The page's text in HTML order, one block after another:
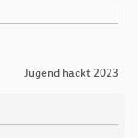
Jugend hackt 2023